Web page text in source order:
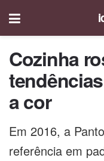
Cozinha
a cor
Em 2016, a
referência em